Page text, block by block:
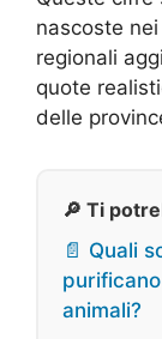
nascoste
regionali
quote
delle
🔎 Ti
📄 Quali
animali?